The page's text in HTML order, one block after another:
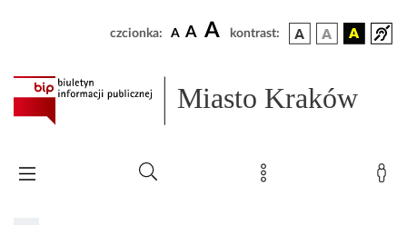
czcionka: A A A kontrast:
Miasto Kraków